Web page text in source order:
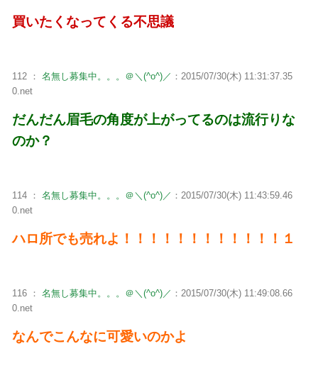
買いたくなってくる不思議
112 ： 名無し募集中。。。＠＼(^o^)／ ：2015/07/30(木) 11:31:37.35
0.net
だんだん眉毛の角度が上がってるのは流行りな
のか？
114 ： 名無し募集中。。。＠＼(^o^)／ ：2015/07/30(木) 11:43:59.46
0.net
ハロ所でも売れよ！！！！！！！！！！！！１
116 ： 名無し募集中。。。＠＼(^o^)／ ：2015/07/30(木) 11:49:08.66
0.net
なんでこんなに可愛いのかよ